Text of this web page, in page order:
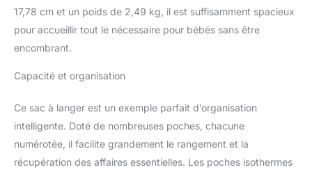
bouteilles à la
température parfaite
amovible et lavable
facilite le nettoyage,
assurant que votre sac à
langer reste élégant et
frais.
17,78 cm et un poids de 2,49 kg, il est suffisamment spacieux
pour accueillir tout le nécessaire pour bébés sans être
encombrant.
Capacité et organisation
Ce sac à langer est un exemple parfait d’organisation
intelligente. Doté de nombreuses poches, chacune
numérotée, il facilite grandement le rangement et la
récupération des affaires essentielles. Les poches isothermes